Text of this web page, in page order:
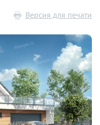
Версия для печати